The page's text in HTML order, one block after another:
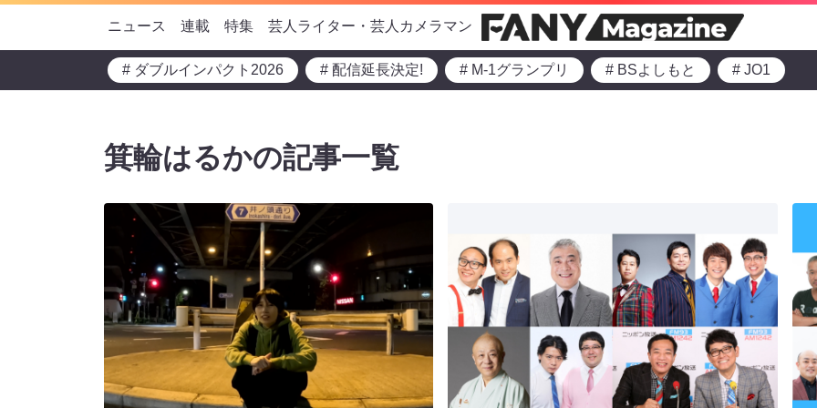
ニュース 連載 特集 芸人ライター・芸人カメラマン
# ダブルインパクト2026 # 配信延長決定! # M-1グランプリ # BSよしもと # JO1
箕輪はるかの記事一覧